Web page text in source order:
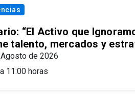
“El Activo que
talento, mercados y
de 2026
11:00 horas